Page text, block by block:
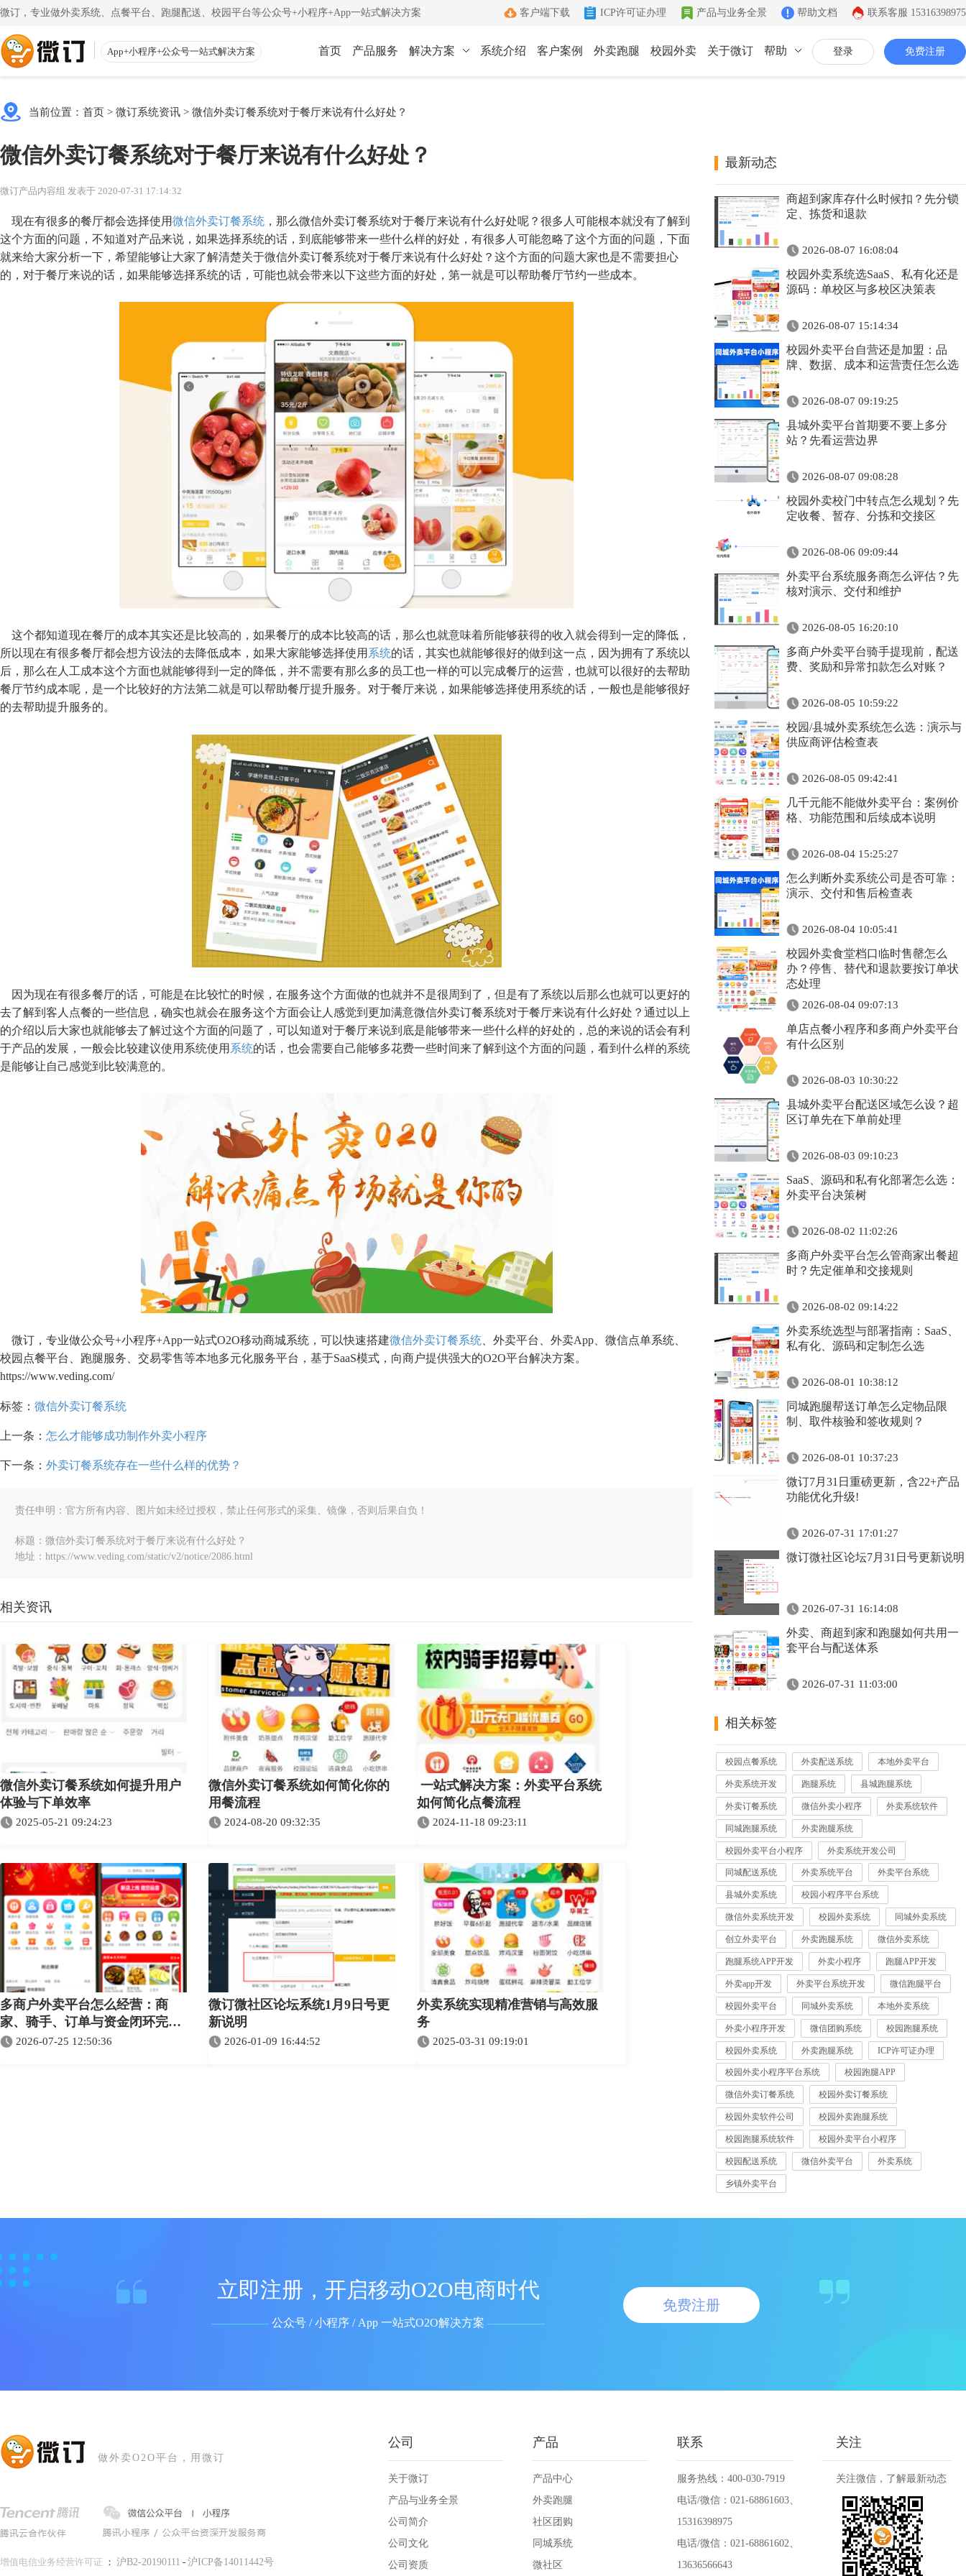
微订，专业做外卖系统、点餐平台、跑腿配送、校园平台等公众号+小程序+App一站式解决方案 联系客服 15316398975
帮助文档
产品与业务全景
ICP许可证办理
客户端下载
App+小程序+公众号一站式解决方案 登录 免费注册
首页 产品服务 解决方案
渠道 公众号 小程序
同城生活信息发布 连接你的客户和粉丝
系统介绍 客户案例 外卖跑腿 校园外卖 关于微订 帮助
使用教程
注册小程序和公众号帐号
初级教程
视频教程
一步一步视频讲解
App下载
手机端的管理客户端
云收银
店铺收银管家
粉丝交流沟通工具
办理流程
标准化六步流程
累计服务超过1000+
致力于移动互联网开发
有影响力的互联网企业
公司资质
证件齐全，安全放心
联系我们
7*12小时在线咨询
当前位置： 首页 > 微订系统资讯 > 微信外卖订餐系统对于餐厅来说有什么好处？
微信外卖订餐系统对于餐厅来说有什么好处？
微订产品内容组 发表于 2020-07-31 17:14:32
现在有很多的餐厅都会选择使用微信外卖订餐系统 ，那么微信外卖订餐系统对于餐厅来说有什么好处呢？很多人可能根本就没有了解到
这个方面的问题，不知道对产品来说，如果选择系统的话，到底能够带来一些什么样的好处，有很多人可能忽略了这个方面的问题，下面
就来给大家分析一下，希望能够让大家了解清楚关于微信外卖订餐系统对于餐厅来说有什么好处？这个方面的问题大家也是不需要担心
的，对于餐厅来说的话，如果能够选择系统的话，可能也就会带来以下这些方面的好处，第一就是可以帮助餐厅节约一些成本。
这个都知道现在餐厅的成本其实还是比较高的，如果餐厅的成本比较高的话，那么也就意味着所能够获得的收入就会得到一定的降低，
所以现在有很多餐厅都会想方设法的去降低成本，如果大家能够选择使用 系统的话，其实也就能够很好的做到这一点，因为拥有了系统以
后，那么在人工成本这个方面也就能够得到一定的降低，并不需要有那么多的员工也一样的可以完成餐厅的运营，也就可以很好的去帮助
餐厅节约成本呢，是一个比较好的方法第二就是可以帮助餐厅提升服务。对于餐厅来说，如果能够选择使用系统的话，一般也是能够很好
的去帮助提升服务的。
因为现在有很多餐厅的话，可能是在比较忙的时候，在服务这个方面做的也就并不是很周到了，但是有了系统以后那么也就可以更好的
去了解到客人点餐的一些信息，确实也就会在服务这个方面会让人感觉到更加满意微信外卖订餐系统对于餐厅来说有什么好处？通过以上
的介绍以后大家也就能够去了解过这个方面的问题了，可以知道对于餐厅来说到底是能够带来一些什么样的好处的，总的来说的话会有利
于产品的发展，一般会比较建议使用系统使用 系统的话，也会需要自己能够多花费一些时间来了解到这个方面的问题，看到什么样的系统
是能够让自己感觉到比较满意的。
微订，专业做公众号+小程序+App一站式O2O移动商城系统，可以快速搭建微信外卖订餐系统 、外卖平台、外卖App、微信点单系统、
校园点餐平台、跑腿服务、交易零售等本地多元化服务平台，基于SaaS模式，向商户提供强大的O2O平台解决方案。
https://www.veding.com/
标签： 微信外卖订餐系统
上一条： 怎么才能够成功制作外卖小程序
下一条： 外卖订餐系统存在一些什么样的优势？
责任申明：官方所有内容、图片如未经过授权，禁止任何形式的采集、镜像，否则后果自负！
标题：微信外卖订餐系统对于餐厅来说有什么好处？
地址：https://www.veding.com/static/v2/notice/2086.html
相关资讯
微信外卖订餐系统如何提升用户
体验与下单效率
2025-05-21 09:24:23
微信外卖订餐系统如何简化你的
用餐流程
2024-08-20 09:32:35
一站式解决方案：外卖平台系统
如何简化点餐流程
2024-11-18 09:23:11
多商户外卖平台怎么经营：商
家、骑手、订单与资金闭环完整
指南2026-07-25 12:50:36
微订微社区论坛系统1月9日号更
新说明
2026-01-09 16:44:52
外卖系统实现精准营销与高效服
务
2025-03-31 09:19:01
最新动态
商超到家库存什么时候扣？先分锁
定、拣货和退款
2026-08-07 16:08:04
校园外卖系统选SaaS、私有化还是
源码：单校区与多校区决策表
2026-08-07 15:14:34
校园外卖平台自营还是加盟：品
牌、数据、成本和运营责任怎么选
2026-08-07 09:19:25
县城外卖平台首期要不要上多分
站？先看运营边界
2026-08-07 09:08:28
校园外卖校门中转点怎么规划？先
定收餐、暂存、分拣和交接区
2026-08-06 09:09:44
外卖平台系统服务商怎么评估？先
核对演示、交付和维护
2026-08-05 16:20:10
多商户外卖平台骑手提现前，配送
费、奖励和异常扣款怎么对账？
2026-08-05 10:59:22
校园/县城外卖系统怎么选：演示与
供应商评估检查表
2026-08-05 09:42:41
几千元能不能做外卖平台：案例价
格、功能范围和后续成本说明
2026-08-04 15:25:27
怎么判断外卖系统公司是否可靠：
演示、交付和售后检查表
2026-08-04 10:05:41
校园外卖食堂档口临时售罄怎么
办？停售、替代和退款要按订单状
态处理
2026-08-04 09:07:13
单店点餐小程序和多商户外卖平台
有什么区别
2026-08-03 10:30:22
县城外卖平台配送区域怎么设？超
区订单先在下单前处理
2026-08-03 09:10:23
SaaS、源码和私有化部署怎么选：
外卖平台决策树
2026-08-02 11:02:26
多商户外卖平台怎么管商家出餐超
时？先定催单和交接规则
2026-08-02 09:14:22
外卖系统选型与部署指南：SaaS、
私有化、源码和定制怎么选
2026-08-01 10:38:12
同城跑腿帮送订单怎么定物品限
制、取件核验和签收规则？
2026-08-01 10:37:23
微订7月31日重磅更新，含22+产品
功能优化升级!
2026-07-31 17:01:27
微订微社区论坛7月31日号更新说明
2026-07-31 16:14:08
外卖、商超到家和跑腿如何共用一
套平台与配送体系
2026-07-31 11:03:00
相关标签
校园点餐系统 外卖配送系统 本地外卖平台
外卖系统开发 跑腿系统 县城跑腿系统
外卖订餐系统 微信外卖小程序 外卖系统软件
同城跑腿系统 外卖跑腿系统
校园外卖平台小程序 外卖系统开发公司
同城配送系统 外卖系统平台 外卖平台系统
县城外卖系统 校园小程序平台系统
微信外卖系统开发 校园外卖系统 同城外卖系统
创立外卖平台 外卖跑腿系统 微信外卖系统
跑腿系统APP开发 外卖小程序 跑腿APP开发
外卖app开发 外卖平台系统开发 微信跑腿平台
校园外卖平台 同城外卖系统 本地外卖系统
外卖小程序开发 微信团购系统 校园跑腿系统
校园外卖系统 外卖跑腿系统 ICP许可证办理
校园外卖小程序平台系统 校园跑腿APP
微信外卖订餐系统 校园外卖订餐系统
校园外卖软件公司 校园外卖跑腿系统
校园跑腿系统软件 校园外卖平台小程序
校园配送系统 微信外卖平台 外卖系统
乡镇外卖平台
立即注册，开启移动O2O电商时代
公众号 / 小程序 / App 一站式O2O解决方案
免费注册
做外卖O2O平台，用微订
增值电信业务经营许可证 ： 沪B2-20190111 - 沪ICP备14011442号
公司
关于微订
产品与业务全景
公司简介
公司文化
公司资质
产品
产品中心
外卖跑腿
社区团购
同城系统
微社区
联系
服务热线：400-030-7919
电话/微信：021-68861603、
15316398975
电话/微信：021-68861602、
13636566643
关注
关注微信，了解最新动态